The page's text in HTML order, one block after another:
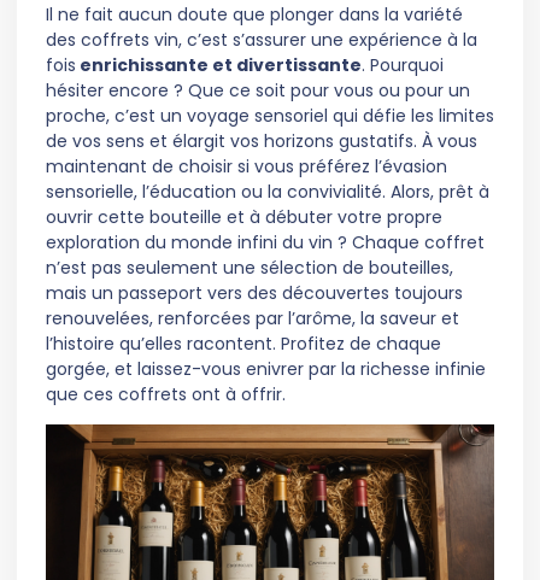
Il ne fait aucun doute que plonger dans la variété
des coffrets vin, c’est s’assurer une expérience à la
fois enrichissante et divertissante. Pourquoi
hésiter encore ? Que ce soit pour vous ou pour un
proche, c’est un voyage sensoriel qui défie les limites
de vos sens et élargit vos horizons gustatifs. À vous
maintenant de choisir si vous préférez l’évasion
sensorielle, l’éducation ou la convivialité. Alors, prêt à
ouvrir cette bouteille et à débuter votre propre
exploration du monde infini du vin ? Chaque coffret
n’est pas seulement une sélection de bouteilles,
mais un passeport vers des découvertes toujours
renouvelées, renforcées par l’arôme, la saveur et
l’histoire qu’elles racontent. Profitez de chaque
gorgée, et laissez-vous enivrer par la richesse infinie
que ces coffrets ont à offrir.